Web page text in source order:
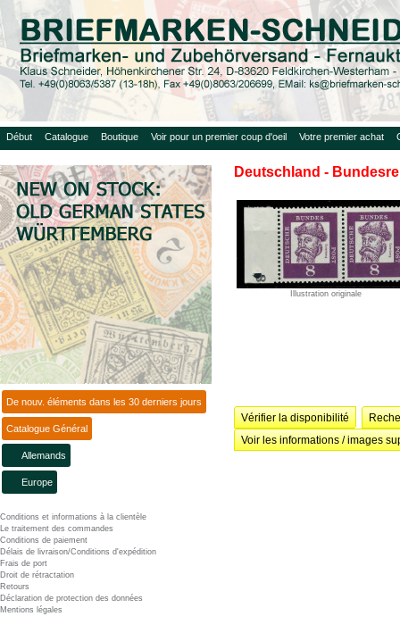
Début Catalogue Boutique Voir pour un premier coup d'oeil Votre premier achat
De nouv. éléments dans les 30 derniers jours
Catalogue Général
Allemands
Europe
Conditions et informations à la clientèle
Le traitement des commandes
Conditions de paiement
Délais de livraison/Conditions d'expédition
Frais de port
Droit de rétractation
Retours
Déclaration de protection des données
Mentions légales
Deutschland -
Illustration originale
Vérifier la disponibilité
Voir les informations / images